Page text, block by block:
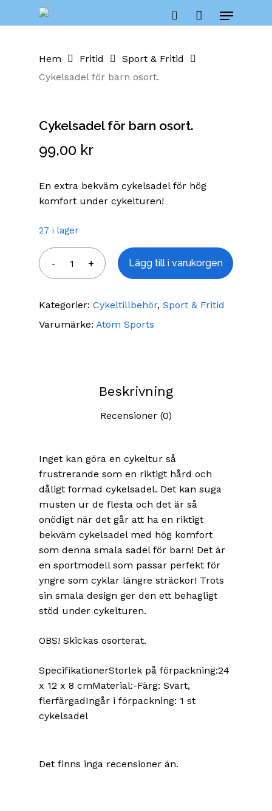
Menu
Cart
Hem Fritid
Sport & Fritid
Cykelsadel för barn osort.
Cykelsadel för barn osort.
99,00 kr
En extra bekväm cykelsadel för hög
komfort under cykelturen!
27 i lager
Lägg till i varukorgen
Kategorier: Cykeltillbehör, Sport & Fritid
Varumärke: Atom Sports
Beskrivning
Recensioner (0)
Inget kan göra en cykeltur så
frustrerande som en riktigt hård och
dåligt formad cykelsadel. Det kan suga
musten ur de flesta och det är så
onödigt när det går att ha en riktigt
bekväm cykelsadel med hög komfort
som denna smala sadel för barn! Det är
en sportmodell som passar perfekt för
yngre som cyklar längre sträckor! Trots
sin smala design ger den ett behagligt
stöd under cykelturen.
OBS! Skickas osorterat.
SpecifikationerStorlek på förpackning:24
x 12 x 8 cmMaterial:-Färg: Svart,
flerfärgadIngår i förpackning: 1 st
cykelsadel
Det finns inga recensioner än.